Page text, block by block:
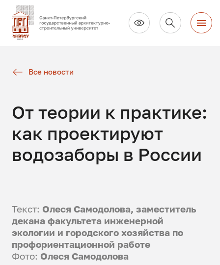
Все новости
От теории к практике:
как проектируют
водозаборы в России
Текст: Олеся Самодолова, заместитель
декана факультета инженерной
экологии и городского хозяйства по
профориентационной работе
Фото: Олеся Самодолова